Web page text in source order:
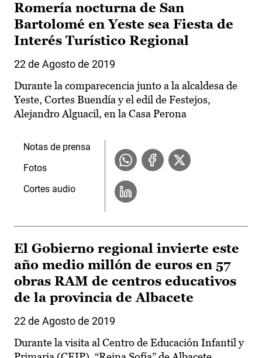
Romería nocturna de San
Bartolomé en Yeste sea Fiesta de
Interés Turístico Regional
22 de Agosto de 2019
Durante la comparecencia junto a la alcaldesa de
Yeste, Cortes Buendía y el edil de Festejos,
Alejandro Alguacil, en la Casa Perona
Notas de prensa
Fotos
Cortes audio
El Gobierno regional invierte este
año medio millón de euros en 57
obras RAM de centros educativos
de la provincia de Albacete
22 de Agosto de 2019
Durante la visita al Centro de Educación Infantil y